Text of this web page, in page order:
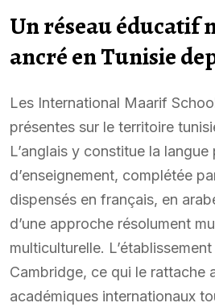
Un réseau éducatif
ancré en Tunisie
Les International Maarif
présentes sur le territoire
L’anglais y constitue la langue
d’enseignement, complétée
dispensés en français, en
d’une approche résolument
multiculturelle.
Cambridge, ce qui le rattache
académiques internationaux